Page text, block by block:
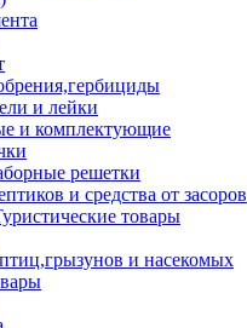
и лейки
и комплектующие
решетки
и средства от засоров
товары
и насекомых